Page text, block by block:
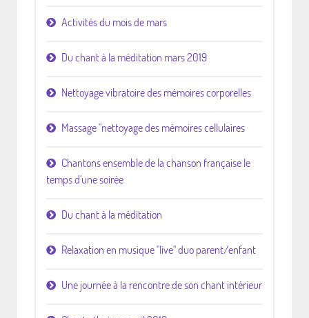
Activités du mois de mars
Du chant à la méditation mars 2019
Nettoyage vibratoire des mémoires corporelles
Massage "nettoyage des mémoires cellulaires
Chantons ensemble de la chanson française le
temps d'une soirée
Du chant à la méditation
Relaxation en musique "live" duo parent/enfant
Une journée à la rencontre de son chant intérieur